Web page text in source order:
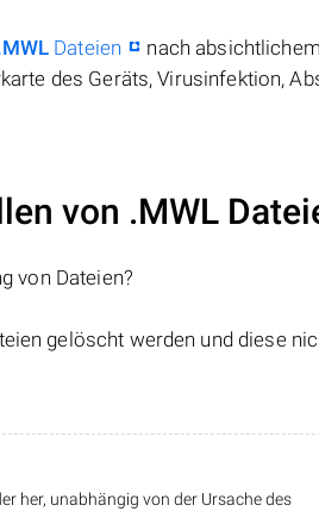
Dateien
nach
des Geräts, Virusinfektion,
von .MWL
von Dateien?
gelöscht werden und diese
her, unabhängig von der Ursache des